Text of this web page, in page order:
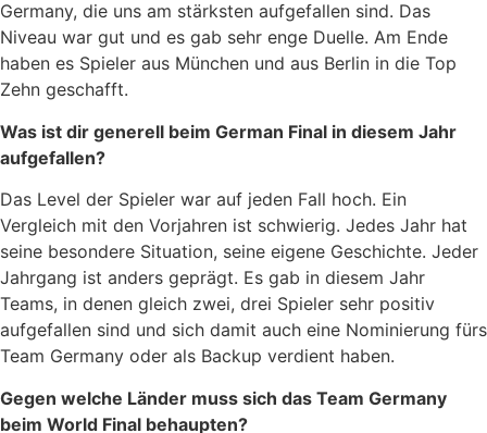
Germany, die uns am stärksten aufgefallen sind. Das
Niveau war gut und es gab sehr enge Duelle. Am Ende
haben es Spieler aus München und aus Berlin in die Top
Zehn geschafft.
Was ist dir generell beim German Final in diesem Jahr
aufgefallen?
Das Level der Spieler war auf jeden Fall hoch. Ein
Vergleich mit den Vorjahren ist schwierig. Jedes Jahr hat
seine besondere Situation, seine eigene Geschichte. Jeder
Jahrgang ist anders geprägt. Es gab in diesem Jahr
Teams, in denen gleich zwei, drei Spieler sehr positiv
aufgefallen sind und sich damit auch eine Nominierung fürs
Team Germany oder als Backup verdient haben.
Gegen welche Länder muss sich das Team Germany
beim World Final behaupten?